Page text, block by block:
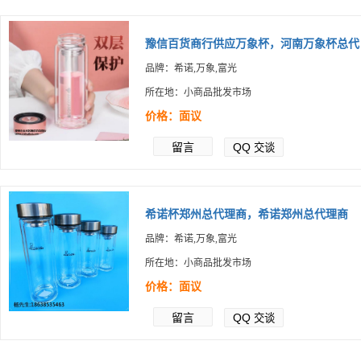
豫信百货商行供应万象杯，河南万象杯总代
品牌：希诺,万象,富光
所在地：小商品批发市场
价格：面议
留言 QQ 交谈
希诺杯郑州总代理商，希诺郑州总代理商
品牌：希诺,万象,富光
所在地：小商品批发市场
价格：面议
留言 QQ 交谈